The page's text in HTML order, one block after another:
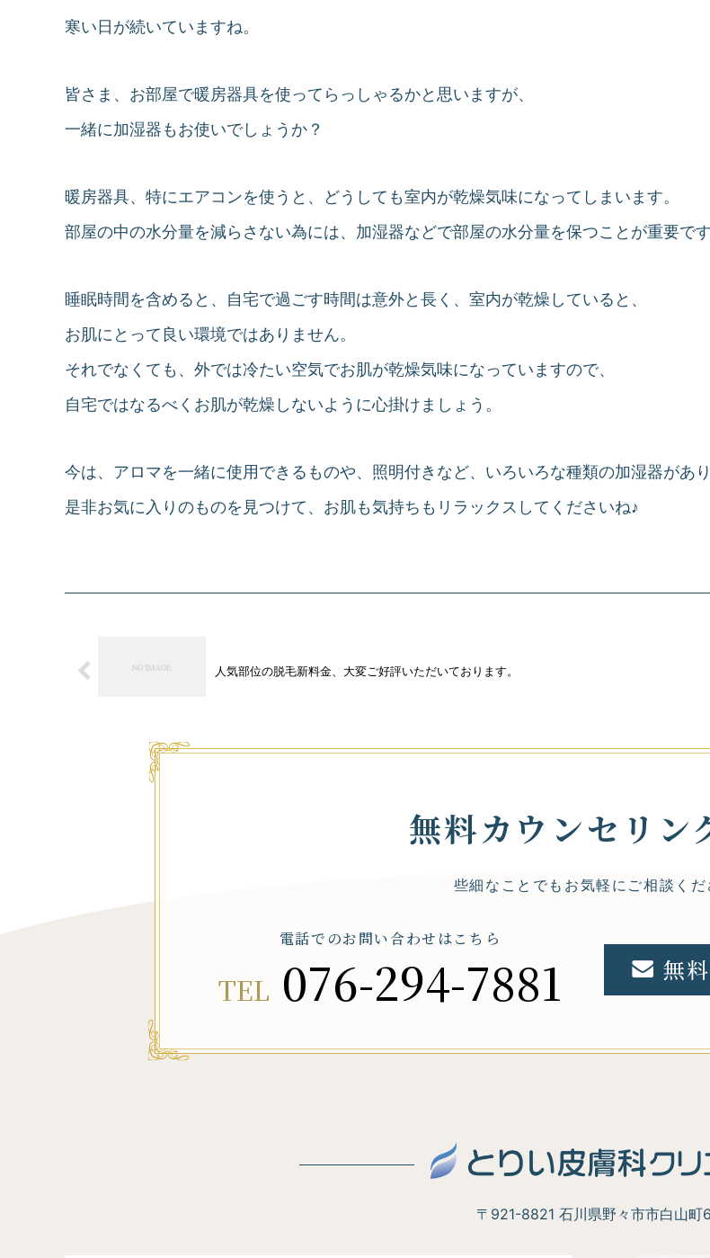
寒い日が続いていますね。
皆さま、お部屋で暖房器具を使ってらっしゃるかと思いますが、
一緒に加湿器もお使いでしょうか？
暖房器具、特にエアコンを使うと、どうしても室内が乾燥気味になってしまいます。
部屋の中の水分量を減らさない為には、加湿器などで部屋の水分量を保つことが重要です
睡眠時間を含めると、自宅で過ごす時間は意外と長く、室内が乾燥していると、
お肌にとって良い環境ではありません。
それでなくても、外では冷たい空気でお肌が乾燥気味になっていますので、
自宅ではなるべくお肌が乾燥しないように心掛けましょう。
今は、アロマを一緒に使用できるものや、照明付きなど、いろいろな種類の加湿器があり
是非お気に入りのものを見つけて、お肌も気持ちもリラックスしてくださいね♪
人気部位の脱毛新料金、大変ご好評いただいております。
無料カウンセリン
些細なことでもお気軽にご相談くだ
電話でのお問い合わせはこちら
TEL 076-294-7881 無
〒921-8821 石川県野々市市白山町